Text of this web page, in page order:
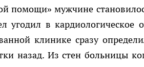
помощи» мужчине
угодил в
клинике сразу
назад. Из стен больницы